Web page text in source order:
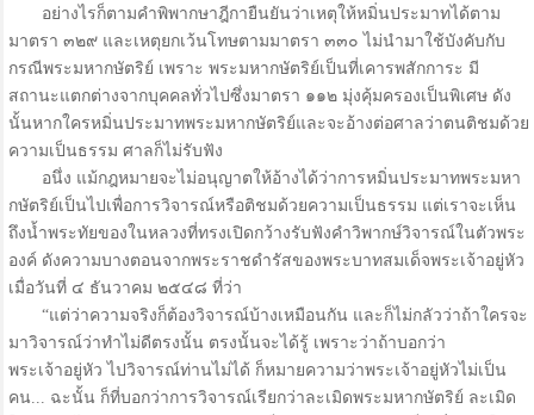
อย่างไรก็ตามคำพิพากษาฎีกายืนยันว่าเหตุให้หมิ่นประมาทได้ตาม
มาตรา ๓๒๙ และเหตุยกเว้นโทษตามมาตรา ๓๓๐ ไม่นำมาใช้บังคับกับ
กรณีพระมหากษัตริย์ เพราะ พระมหากษัตริย์เป็นที่เคารพสักการะ มี
สถานะแตกต่างจากบุคคลทั่วไปซึ่งมาตรา ๑๑๒ มุ่งคุ้มครองเป็นพิเศษ ดัง
นั้นหากใครหมิ่นประมาทพระมหากษัตริย์และจะอ้างต่อศาลว่าตนติชมด้วย
ความเป็นธรรม ศาลก็ไม่รับฟัง
อนึ่ง แม้กฎหมายจะไม่อนุญาตให้อ้างได้ว่าการหมิ่นประมาทพระมหา
กษัตริย์เป็นไปเพื่อการวิจารณ์หรือติชมด้วยความเป็นธรรม แต่เราจะเห็น
ถึงน้ำพระทัยของในหลวงที่ทรงเปิดกว้างรับฟังคำวิพากษ์วิจารณ์ในตัวพระ
องค์ ดังความบางตอนจากพระราชดำรัสของพระบาทสมเด็จพระเจ้าอยู่หัว
เมื่อวันที่ ๔ ธันวาคม ๒๕๔๘ ที่ว่า
“แต่ว่าความจริงก็ต้องวิจารณ์บ้างเหมือนกัน และก็ไม่กลัวว่าถ้าใครจะ
มาวิจารณ์ว่าทำไม่ดีตรงนั้น ตรงนั้นจะได้รู้ เพราะว่าถ้าบอกว่า
พระเจ้าอยู่หัว ไปวิจารณ์ท่านไม่ได้ ก็หมายความว่าพระเจ้าอยู่หัวไม่เป็น
คน... ฉะนั้น ก็ที่บอกว่าการวิจารณ์เรียกว่าละเมิดพระมหากษัตริย์ ละเมิด